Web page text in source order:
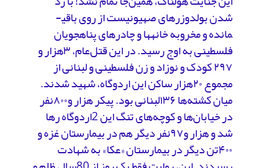
شدن بولدوزرهای صهیونیست از روی باقی­
مانده­ و مخروبه­ خانه­ها و چادرهای پناهجویان
فلسطینی به اوج رسید. در این قتل‌عام، ۳هزار و
۲۹۷ کودک و نوزاد و زن فلسطینی و لبنانی از
مجموع ۲۰هزار ساکن این اردوگاه، شهید شدند.
میان کشته‌ها ۱۳۶لبنانی بود. پیکر هزار و۸۰۰نفر
در خیابان‌ها و کوچه‌های تنگ این 2اردوگاه رها
شد و هزار و۹۷نفر دیگر هم در بیمارستان غزه و
۴۰۰تن دیگر در بیمارستان «عکا» به شهادت